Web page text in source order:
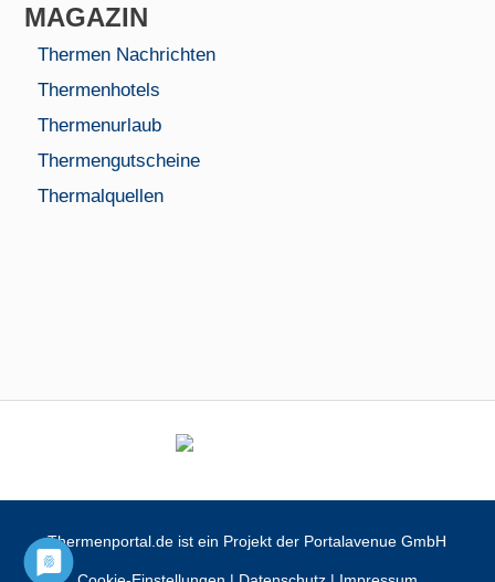
MAGAZIN
Thermen Nachrichten
Thermenhotels
Thermenurlaub
Thermengutscheine
Thermalquellen
Thermenportal.de ist ein Projekt der Portalavenue GmbH